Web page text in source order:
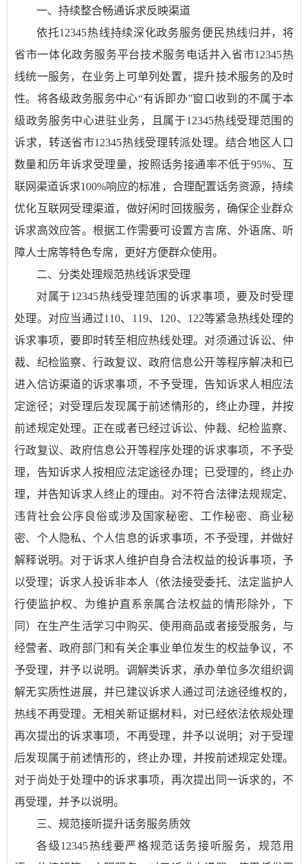
一、持续整合畅通诉求反映渠道
依托12345热线持续深化政务服务便民热线归并，将
省市一体化政务服务平台技术服务电话并入省市12345热
线统一服务，在业务上可单列处置，提升技术服务的及时
性。将各级政务服务中心“有诉即办”窗口收到的不属于本
级政务服务中心进驻业务，且属于12345热线受理范围的
诉求，转送省市12345热线受理转派处理。结合地区人口
数量和历年诉求受理量，按照话务接通率不低于95%、互
联网渠道诉求100%响应的标准，合理配置话务资源，持续
优化互联网受理渠道，做好闲时回拨服务，确保企业群众
诉求高效应答。根据工作需要可设置方言席、外语席、听
障人士席等特色专席，更好方便群众使用。
二、分类处理规范热线诉求受理
对属于12345热线受理范围的诉求事项，要及时受理
处理。对应当通过110、119、120、122等紧急热线处理的
诉求事项，要即时转至相应热线处理。对须通过诉讼、仲
裁、纪检监察、行政复议、政府信息公开等程序解决和已
进入信访渠道的诉求事项，不予受理，告知诉求人相应法
定途径；对受理后发现属于前述情形的，终止办理，并按
前述规定处理。正在或者已经过诉讼、仲裁、纪检监察、
行政复议、政府信息公开等程序处理的诉求事项，不予受
理，告知诉求人按相应法定途径办理；已受理的，终止办
理，并告知诉求人终止的理由。对不符合法律法规规定、
违背社会公序良俗或涉及国家秘密、工作秘密、商业秘
密、个人隐私、个人信息的诉求事项，不予受理，并做好
解释说明。对于诉求人维护自身合法权益的投诉事项，予
以受理；诉求人投诉非本人（依法接受委托、法定监护人
行使监护权、为维护直系亲属合法权益的情形除外，下
同）在生产生活学习中购买、使用商品或者接受服务，与
经营者、政府部门和有关企事业单位发生的权益争议，不
予受理，并予以说明。调解类诉求，承办单位多次组织调
解无实质性进展，并已建议诉求人通过司法途径维权的，
热线不再受理。无相关新证据材料，对已经依法依规处理
再次提出的诉求事项，不再受理，并予以说明；对于受理
后发现属于前述情形的，终止办理，并按前述规定处理。
对于尚处于处理中的诉求事项，再次提出同一诉求的，不
再受理，并予以说明。
三、规范接听提升话务服务质效
各级12345热线要严格规范话务接听服务，规范用